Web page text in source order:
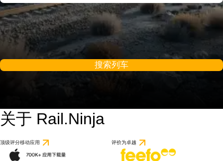
搜索列车
关于 Rail.Ninja
顶级评分移动应用 评价为卓越